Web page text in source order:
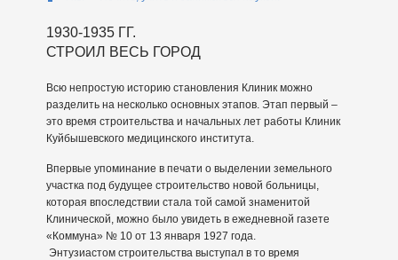
1930-1935 ГГ.
СТРОИЛ ВЕСЬ ГОРОД
Всю непростую историю становления Клиник можно
разделить на несколько основных этапов. Этап первый –
это время строительства и начальных лет работы Клиник
Куйбышевского медицинского института.
Впервые упоминание в печати о выделении земельного
участка под будущее строительство новой больницы,
которая впоследствии стала той самой знаменитой
Клинической, можно было увидеть в ежедневной газете
«Коммуна» № 10 от 13 января 1927 года.
Энтузиастом строительства выступал в то время